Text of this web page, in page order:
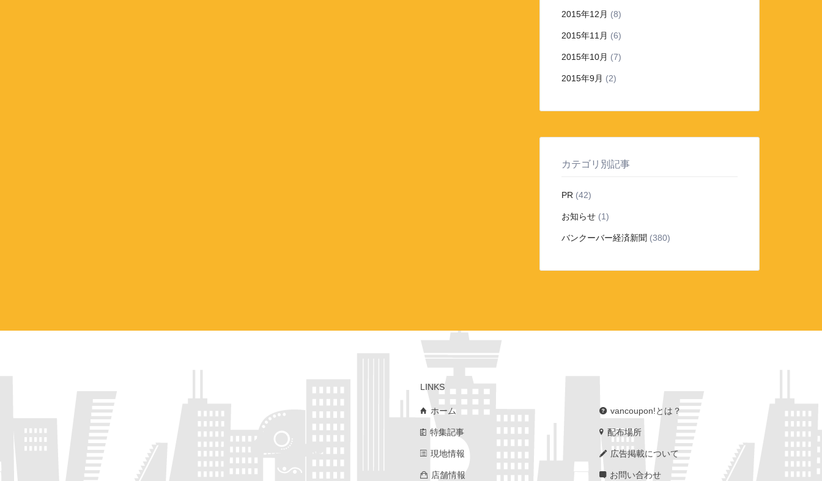
2015年12月 (8)
2015年11月 (6)
2015年10月 (7)
2015年9月 (2)
カテゴリ別記事
PR (42)
お知らせ (1)
バンクーバー経済新聞 (380)
LINKS
ホーム
特集記事
現地情報
店舗情報
vancoupon!とは？
配布場所
広告掲載について
お問い合わせ